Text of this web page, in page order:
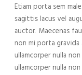
Etiam porta sem
sagittis lacus vel
auctor. Maecenas
non mi porta
ullamcorper nulla
ullamcorper nulla